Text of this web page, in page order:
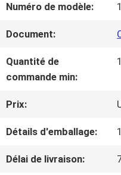
DE
NOUS
CONTRÔLE
Numéro de modèle:
Document:
Quantité de
commande min:
Prix:
Détails d'emballage:
Délai de livraison: